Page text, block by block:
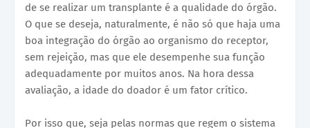
de se realizar um transplante é a qualidade do órgão.
O que se deseja, naturalmente, é não só que haja uma
boa integração do órgão ao organismo do receptor,
sem rejeição, mas que ele desempenhe sua função
adequadamente por muitos anos. Na hora dessa
avaliação, a idade do doador é um fator crítico.
Por isso que, seja pelas normas que regem o sistema